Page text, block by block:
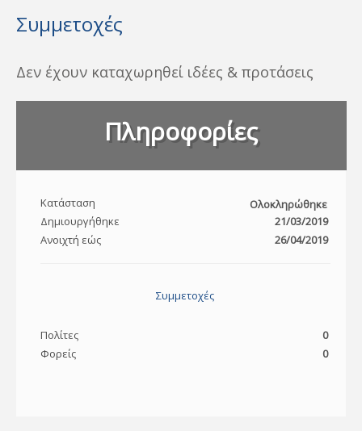
Συμμετοχές
Δεν έχουν καταχωρηθεί ιδέες & προτάσεις
Πληροφορίες
Κατάσταση
Ολοκληρώθηκε
Δημιουργήθηκε
21/03/2019
Ανοιχτή εώς
26/04/2019
Συμμετοχές
Πολίτες
0
Φορείς
0